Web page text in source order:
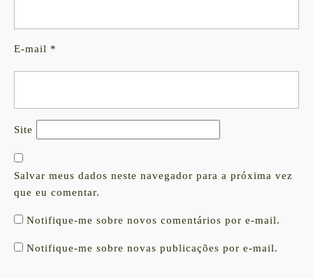
E-mail *
Site
Salvar meus dados neste navegador para a próxima vez
que eu comentar.
Notifique-me sobre novos comentários por e-mail.
Notifique-me sobre novas publicações por e-mail.